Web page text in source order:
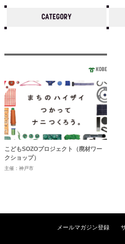
CATEGORY
KOBE
こどもSOZOプロジェクト（廃材ワー
クショップ）
主催：神戸市
メールマガジン登録